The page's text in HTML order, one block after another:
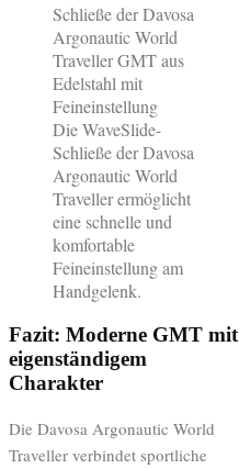
Die WaveSlide-
Schließe der Davosa
Argonautic World
Traveller ermöglicht
eine schnelle und
komfortable
Feineinstellung am
Handgelenk.
Fazit: Moderne GMT mit
eigenständigem
Charakter
Die Davosa Argonautic World
Traveller verbindet sportliche